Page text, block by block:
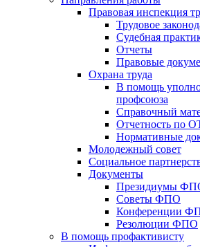
Правовая инспекция
Трудовое
Судебная
Отчеты
Правовые
Охрана труда
В помощь
профсоюза
Справочный
Отчетность по
Нормативные
Молодежный совет
Социальное
Документы
Президиумы
Советы ФПО
Конференции
Резолюции ФПО
В помощь профактивисту